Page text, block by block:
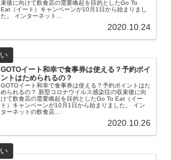
束後に向けて飲食店の需要喚起を目的としたGo To
Eat（イート）キャンペーンが10月1日から始まりまし
た。 インターネット…
2020.10.24
GOTOイート和幸で食事券は使える？予約ポイ
ントはためられるの？
GOTOイート和幸で食事券は使える？予約ポイントはた
められるの？ 新型コロナウイルス感染症の収束後に向
けて飲食店の需要喚起を目的としたGo To Eat（イー
ト）キャンペーンが10月1日から始まりました。 イン
ターネットの飲食店…
2020.10.26